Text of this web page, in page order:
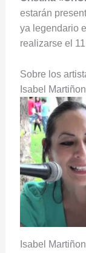
estarán
ya legendario
realizarse el
Sobre los
Isabel Martiñon
Isabel